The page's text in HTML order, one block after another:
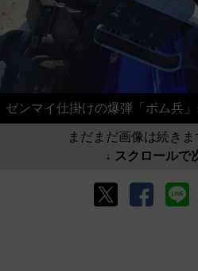
ゼンマイ仕掛けの爆弾「ボム兵」
まだまだ画像は続きま
↓ スクロールで